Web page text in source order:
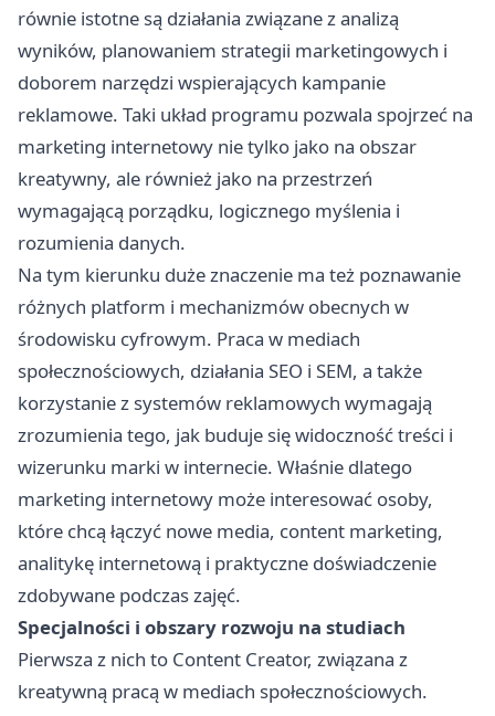
równie istotne są działania związane z analizą
wyników, planowaniem strategii marketingowych i
doborem narzędzi wspierających kampanie
reklamowe. Taki układ programu pozwala spojrzeć na
marketing internetowy nie tylko jako na obszar
kreatywny, ale również jako na przestrzeń
wymagającą porządku, logicznego myślenia i
rozumienia danych.
Na tym kierunku duże znaczenie ma też poznawanie
różnych platform i mechanizmów obecnych w
środowisku cyfrowym. Praca w mediach
społecznościowych, działania SEO i SEM, a także
korzystanie z systemów reklamowych wymagają
zrozumienia tego, jak buduje się widoczność treści i
wizerunku marki w internecie. Właśnie dlatego
marketing internetowy może interesować osoby,
które chcą łączyć nowe media, content marketing,
analitykę internetową i praktyczne doświadczenie
zdobywane podczas zajęć.
Specjalności i obszary rozwoju na studiach
Pierwsza z nich to Content Creator, związana z
kreatywną pracą w mediach społecznościowych.